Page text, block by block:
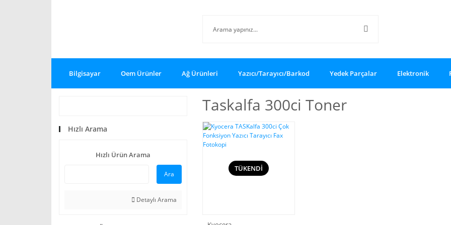
Bilgisayar Oem Ürünler Ağ Ürünleri Yazıcı/Tarayıcı/Barkod Yedek Parçalar Elektronik
Hızlı Arama
Hızlı Ürün Arama
Ara
Detaylı Arama
Taskalfa 300ci Toner
TÜKENDİ